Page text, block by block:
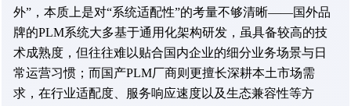
外”，本质上是对“系统适配性”的考量不够清晰——国外品
牌的PLM系统大多基于通用化架构研发，虽具备较高的技
术成熟度，但往往难以贴合国内企业的细分业务场景与日
常运营习惯；而国产PLM厂商则更擅长深耕本土市场需
求，在行业适配度、服务响应速度以及生态兼容性等方